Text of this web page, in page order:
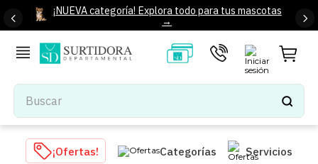
¡NUEVA categoría! Explora todo para tus mascotas
→
Buscar
TÉRMINOS MÁS BUSCADOS
1.
tenis mujer
¡Ofertas! Categorías Servicios